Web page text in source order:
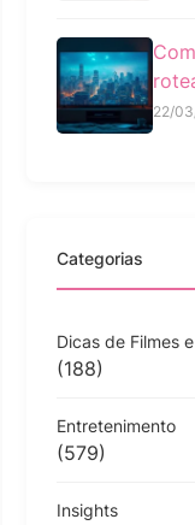
22/
Categorias
Dicas de Filmes
(188)
Entretenimento
(579)
Insights